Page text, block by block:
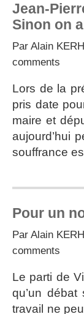
Jean-
Sinon on
Par Alain
comments
Lors de la
pris date
maire et
aujourd’hui
souffrance
Pour un
Par Alain
comments
Le parti de
qu’un
travail ne